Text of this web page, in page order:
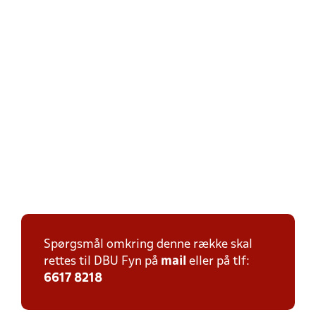
Spørgsmål omkring denne række skal
rettes til DBU Fyn på mail eller på tlf:
6617 8218